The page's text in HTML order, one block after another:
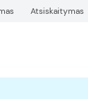
Atsiskaitymas